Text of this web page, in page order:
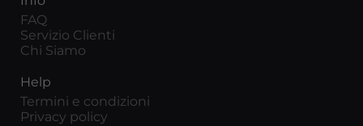
FAQ
Servizio Clienti
Chi Siamo
Help
Termini e condizioni
Privacy policy